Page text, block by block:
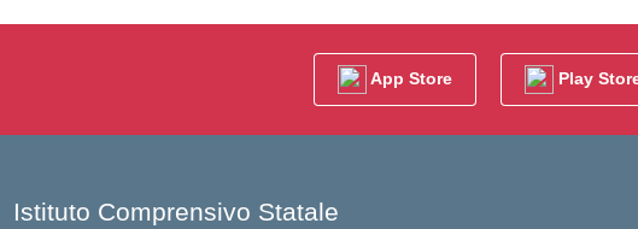
App Store Play
Istituto Comprensivo Statale